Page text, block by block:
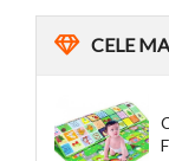
CELE